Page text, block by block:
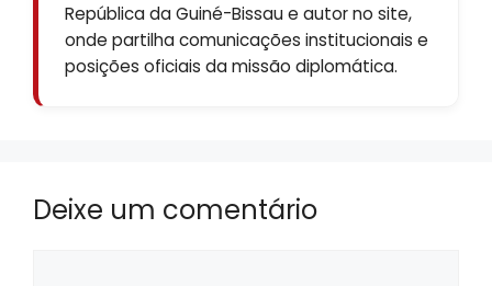
República da Guiné-Bissau e autor no site,
onde partilha comunicações institucionais e
posições oficiais da missão diplomática.
Deixe um comentário